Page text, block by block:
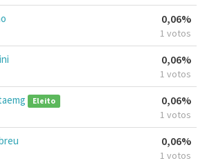
0,06%
1 votos
0,06%
1 votos
Eleito 0,06%
1 votos
0,06%
1 votos